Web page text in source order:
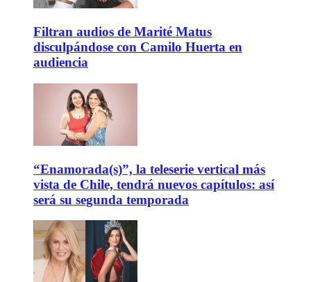
Filtran audios de Marité Matus
disculpándose con Camilo Huerta en
audiencia
“Enamorada(s)”, la teleserie vertical más
vista de Chile, tendrá nuevos capítulos: así
será su segunda temporada